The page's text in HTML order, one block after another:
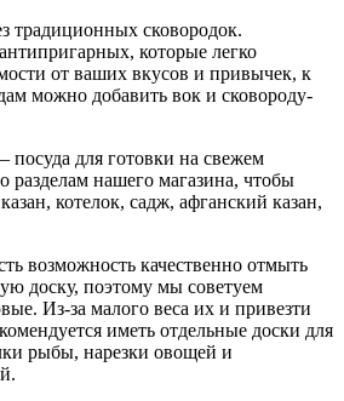
традиционных сковородок.
которые легко
от ваших вкусов и привычек, к
можно добавить вок и сковороду-
посуда для готовки на свежем
разделам нашего магазина, чтобы
котелок, садж, афганский казан,
возможность качественно отмыть
доску, поэтому мы советуем
Из-за малого веса их и привезти
иметь отдельные доски для
рыбы, нарезки овощей и